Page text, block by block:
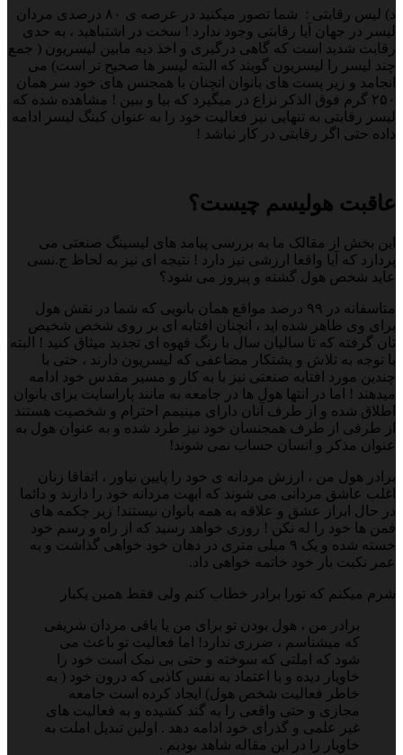
د) لیس رقابتی : شما تصور میکنید در عرصه ی ۸۰ درصدی مردان
لیسر در جهان آیا رقابتی وجود ندارد ! سخت در اشتباهید ، به حدی
رقابت شدید است که گاهی درگیری و اخذ دیه مابین لیسریون ( جمع
چند لیسر را لیسریون گویند که البته لیسر ها صحیح تر است) می
انجامد و زیر پست های بانوان انچنان با همجنس های خود سر همان
۲۵۰ گرم فوق الذکر نزاع در میگیرد که بیا و ببین ! مشاهده شده که
لیسر رقابتی به تنهایی نیز فعالیت خود را به عنوان کینگ لیسر ادامه
داده حتی اگر رقابتی در کار نباشد !
عاقبت هولیسم چیست؟
این بخش از مقالک ما به بررسی پیامد های لیسینگ صنعتی می
پردازد که آیا واقعا ارزشی نیز دارد ! نتیجه ای نیز به لحاظ ج.نسی
عاید شخص هول گشته و پیروز می شود؟
متاسفانه در ۹۹ درصد مواقع همان بانویی که شما در نقش هول
برای وی ظاهر شده اید ، انچنان افتابه ای بر روی شخص شخیص
تان گرفته که تا سالیان سال با رنگ قهوه ای تجدید میثاق کنید ! البته
با توجه به تلاش و پشتکار مضاعفی که لیسریون دارند ، حتی با
چندین مورد افتابه صنعتی نیز با به کار و مسیر مقدس خود ادامه
میدهند ! اما در انتها هول ها در جامعه به مانند پاراسایت برای بانوان
اطلاق شده و از طرف آنان دارای مینیمم احترام و شخصیت هستند
از طرفی از طرف همجنسان خود نیز طرد شده و به عنوان هول به
عنوان مذکر و انسان حساب نمی شوند!
برادر هول من ، ارزش مردانه ی خود را پایین نیاور ، اتفاقا زنان
اغلب عاشق مردانی می شوند که ابهت مردانه خود را دارند و دائما
در حال ابراز عشق و علاقه به همه بانوان نیستند! زیر چکمه های
فمن ها خود را له نکن ! روزی خواهد رسید که از راه و رسم خود
خسته شده و یک ۹ میلی متری در دهان خود خواهی گذاشت و به
عمر نکبت بار خود خاتمه خواهی داد.
شرم میکنم که تورا برادر خطاب کنم ولی فقط همین یکبار
برادر من ، هول بودن تو برای من یا باقی مردان شریفی
که میشناسم ، ضرری ندارد! اما فعالیت تو باعث می
شود که املتی که سوخته و حتی بی نمک است خود را
خاویار دیده و با اعتماد به نفس کاذبی که درون خود ( به
خاطر فعالیت شخص هول) ایجاد کرده است جامعه
مجازی و حتی واقعی را به گند کشیده و به فعالیت های
غیر علمی و گذرای خود ادامه دهد . اولین تبدیل املت به
خاویار را در این مقاله شاهد بودیم .